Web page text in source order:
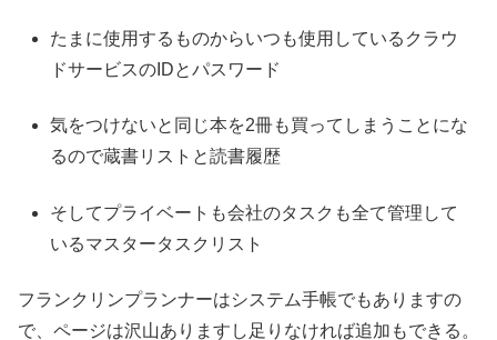
たまに使用するものからいつも使用しているクラウ
ドサービスのIDとパスワード
気をつけないと同じ本を2冊も買ってしまうことにな
るので蔵書リストと読書履歴
そしてプライベートも会社のタスクも全て管理して
いるマスタータスクリスト
フランクリンプランナーはシステム手帳でもありますの
で、ページは沢山ありますし足りなければ追加もできる。